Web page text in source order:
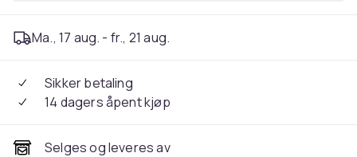
Ma., 17 aug. - fr., 21 aug.
Sikker betaling
14 dagers åpent kjøp
Selges og leveres av